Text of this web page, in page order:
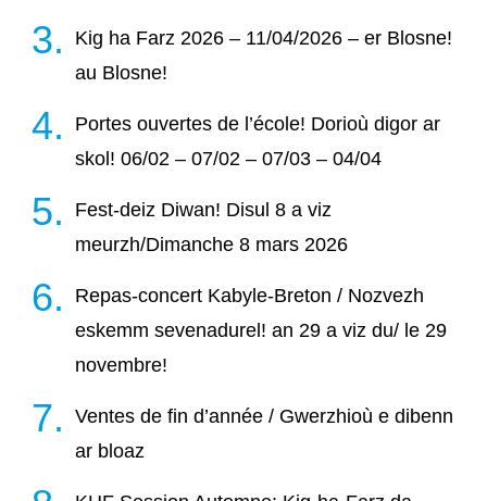
Kig ha Farz 2026 – 11/04/2026 – er Blosne!
au Blosne!
Portes ouvertes de l’école! Dorioù digor ar
skol! 06/02 – 07/02 – 07/03 – 04/04
Fest-deiz Diwan! Disul 8 a viz
meurzh/Dimanche 8 mars 2026
Repas-concert Kabyle-Breton / Nozvezh
eskemm sevenadurel! an 29 a viz du/ le 29
novembre!
Ventes de fin d’année / Gwerzhioù e dibenn
ar bloaz